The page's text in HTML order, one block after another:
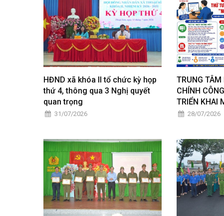
HĐND xã khóa II tổ chức kỳ họp
thứ 4, thông qua 3 Nghị quyết
quan trọng
31/07/2026
TRUNG TÂM
CHÍNH
TRIỂN KHAI
28/07/2026